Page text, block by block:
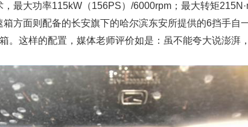
，最大功率115kW（156PS）/6000rpm；最大转矩
箱方面则配备的长安旗下的哈尔滨东安所提供的6挡手自
。这样的配置，媒体老师评价如是：虽不能夸大说澎湃